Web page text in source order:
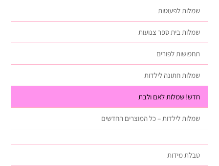
שמלות לפעוטות
שמלות בית ספר צנועות
תחפושות לפורים
שמלות חתונה לילדות
חדש! שמלות לאם ולבת
שמלות לילדות – כל המוצרים החדשים
טבלת מידות